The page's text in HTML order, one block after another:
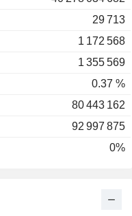
29 713
1 172 568
1 355 569
0.37 %
80 443 162
92 997 875
0%